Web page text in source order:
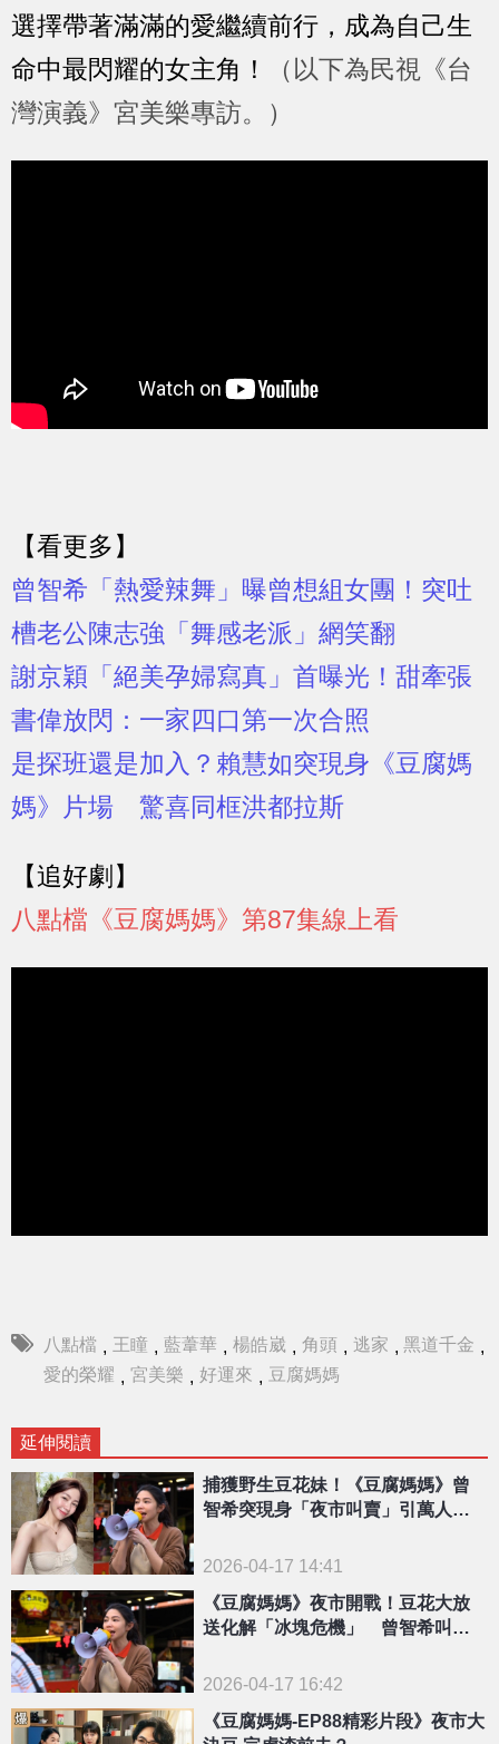
選擇帶著滿滿的愛繼續前行，成為自己生
命中最閃耀的女主角！
（以下為民視《台
灣演義》宮美樂專訪。）
【看更多】
曾智希「熱愛辣舞」曝曾想組女團！突吐
槽老公陳志強「舞感老派」網笑翻
謝京穎「絕美孕婦寫真」首曝光！甜牽張
書偉放閃：一家四口第一次合照
是探班還是加入？賴慧如突現身《豆腐媽
媽》片場 驚喜同框洪都拉斯
【追好劇】
八點檔《豆腐媽媽》第87集線上看
八點檔 , 王瞳 , 藍葦華 , 楊皓崴 , 角頭 , 逃家 , 黑道千金 ,
愛的榮耀 , 宮美樂 , 好運來 , 豆腐媽媽
延伸閱讀
捕獲野生豆花妹！《豆腐媽媽》曾
智希突現身「夜市叫賣」引萬人暴
2026-04-17 14:41
《豆腐媽媽》夜市開戰！豆花大放
送化解「冰塊危機」 曾智希叫賣
2026-04-17 16:42
《豆腐媽媽-EP88精彩片段》夜市大